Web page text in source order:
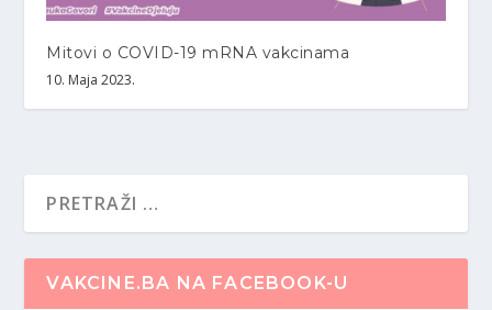
Mitovi o COVID-19 mRNA vakcinama
10. Maja 2023.
VAKCINE.BA NA FACEBOOK-U